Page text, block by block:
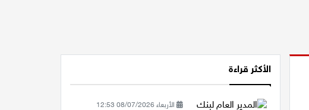
الأكثر قراءة
الأربعاء 08/07/2026 12:53